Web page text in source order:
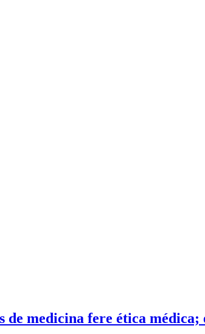
medicina fere ética médica;